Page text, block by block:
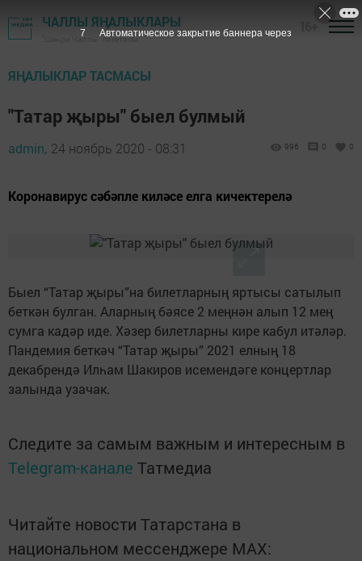
ЧАЛЛЫ ЯҢАЛЫКЛАРЫ
"Шәһри Чаллы" газетасы
ЯҢАЛЫКЛАР ТАСМАСЫ
"Татар җыры" быел булмый
admin, 24 ноябрь 2020 - 08:31 996 0 0
Коронавирус сәбәпле киләсе елга кичектерелә
Быел “Татар җыры”на билетларның яртысы сатылып
беткән булган. Аларның бәясе 2 меңнән алып 12 мең
сумга кадәр иде. Хәзер билетларны кире кабул итәләр.
Пандемия беткәч “Татар җыры” 2021 елның 18
декабрендә Илһам Шакиров исемендәге концертлар
залында узачак.
Следите за самым важным и интересным в
Telegram-канале Татмедиа
Читайте новости Татарстана в
национальном мессенджере MАХ:
6 Автоматическое закрытие баннера через